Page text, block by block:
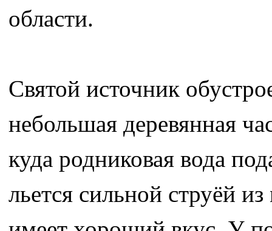
области.
Святой источник
небольшая деревянная
куда родниковая вода
льется сильной струёй